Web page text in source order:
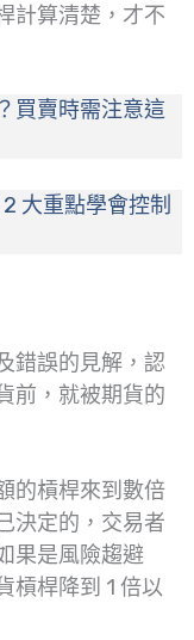
計算清楚，才不
買賣時需注意這
大重點學會控制
錯誤的見解，認
前，就被期貨的
的槓桿來到數倍
決定的，交易者
果是風險趨避
槓桿降到 1 倍以